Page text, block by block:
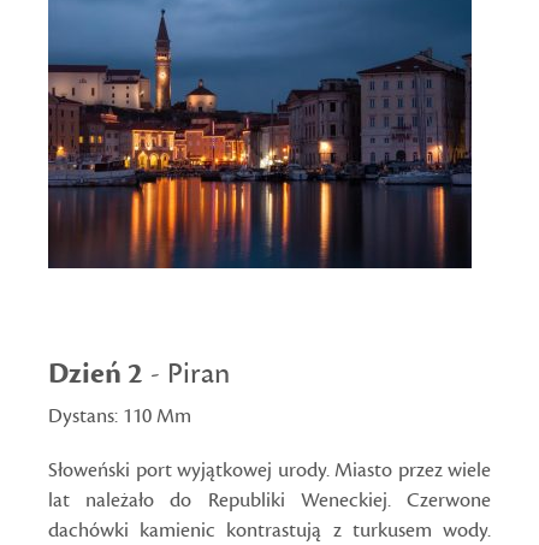
Dzień 2 - Piran
Dystans: 110 Mm
Słoweński port wyjątkowej urody. Miasto przez wiele
lat należało do Republiki Weneckiej. Czerwone
dachówki kamienic kontrastują z turkusem wody.